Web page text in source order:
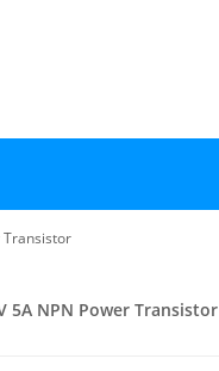
Transistor
5A NPN Power Transistor